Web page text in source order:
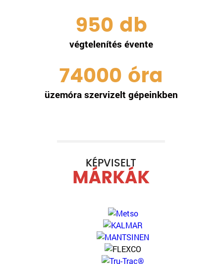
950 db
végtelenítés évente
74000 óra
üzemóra szervizelt gépeinkben
KÉPVISELT
MÁRKÁK